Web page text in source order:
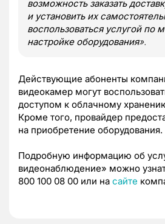
возможность заказать
и установить их
воспользоваться услугой по
настройке оборудования».
Действующие абоненты
видеокамер могут
доступом к облачному
Кроме того, провайдер
на приобретение оборудования.
Подробную информацию об
видеонаблюдение» можно
800 100 08 00 или на сайте